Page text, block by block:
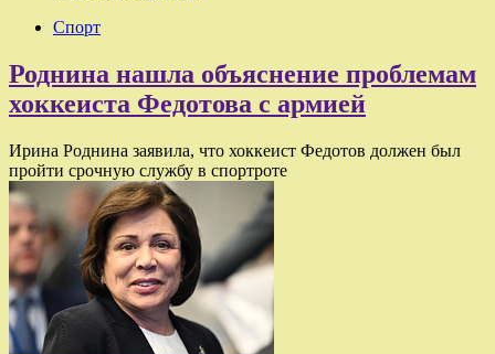
Спорт
Роднина нашла объяснение проблемам
хоккеиста Федотова с армией
Ирина Роднина заявила, что хоккеист Федотов должен был
пройти срочную службу в спортроте